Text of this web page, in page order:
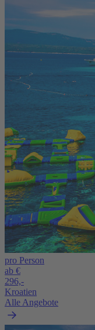
pro Person
ab €
296,-
Kroatien
Alle Angebote